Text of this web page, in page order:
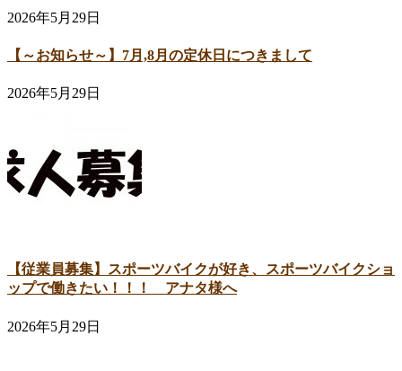
2026年5月29日
【～お知らせ～】7月,8月の定休日につきまして
2026年5月29日
【従業員募集】スポーツバイクが好き、スポーツバイクショ
ップで働きたい！！！ アナタ様へ
2026年5月29日